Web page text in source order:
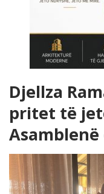
Djellza
pritet të